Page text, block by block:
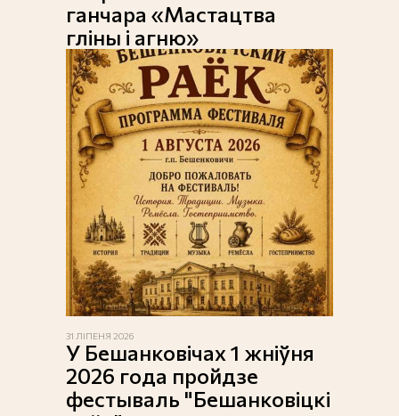
ганчара «Мастацтва
гліны і агню»
31 ЛІПЕНЯ 2026
У Бешанковічах 1 жніўня
2026 года пройдзе
фестываль "Бешанковіцкі